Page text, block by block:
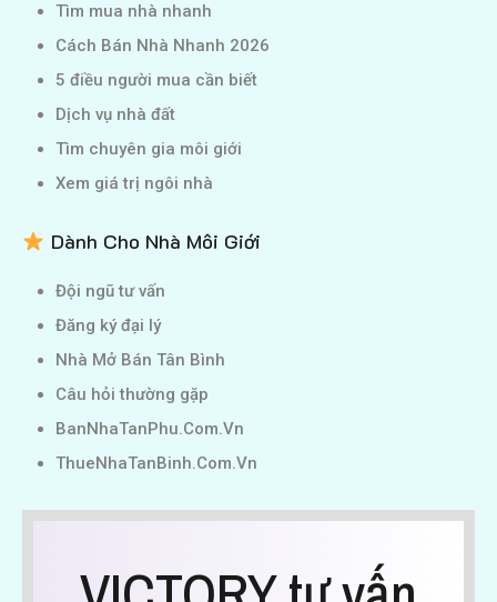
Tìm mua nhà nhanh
Cách Bán Nhà Nhanh 2026
5 điều người mua cần biết
Dịch vụ nhà đất
Tìm chuyên gia môi giới
Xem giá trị ngôi nhà
Dành Cho Nhà Môi Giới
Đội ngũ tư vấn
Đăng ký đại lý
Nhà Mở Bán Tân Bình
Câu hỏi thường gặp
BanNhaTanPhu.Com.Vn
ThueNhaTanBinh.Com.Vn